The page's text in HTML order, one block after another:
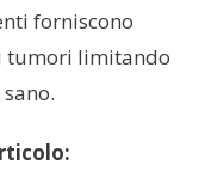
forniscono
tumori limitando